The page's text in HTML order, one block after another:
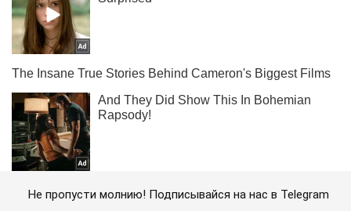
Не пропусти молнию! Подписывайся на нас в Telegram